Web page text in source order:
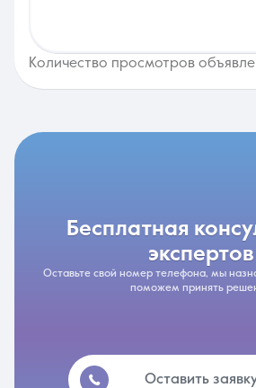
Количество просмотров
бесплатная консультация
экспертов
Оставьте свой номер телефона, мы
поможем принять
Оставить